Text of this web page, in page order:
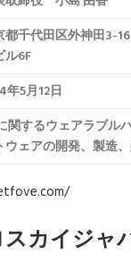
都千代田区外神田3-
ル6F
年5月12日
関するウェアラブル
ウェアの開発、製造
カイジャ